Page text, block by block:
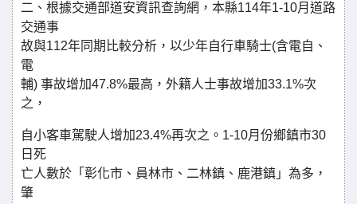
二、根據交通部道安資訊查詢網，本縣114年1-10月道路
交通事
故與112年同期比較分析，以少年自行車騎士(含電自、
電
輔) 事故增加47.8%最高，外籍人士事故增加33.1%次
之，
自小客車駕駛人增加23.4%再次之。1-10月份鄉鎮市30
日死
亡人數於「彰化市、員林市、二林鎮、鹿港鎮」為多，
肇